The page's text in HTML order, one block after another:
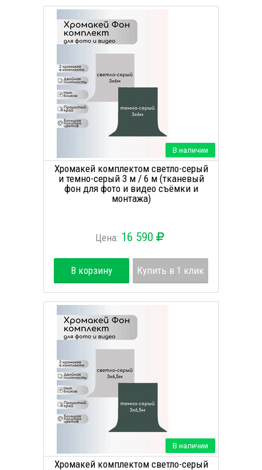
В наличии
Хромакей комплектом светло-серый
и темно-серый 3 м / 6 м (тканевый
фон для фото и видео съёмки и
монтажа)
Цена: 16 590
В корзину Купить в 1 клик
В наличии
Хромакей комплектом светло-серый